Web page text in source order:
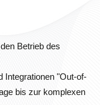
Betrieb des
Integrationen "Out-of-
bis zur komplexen